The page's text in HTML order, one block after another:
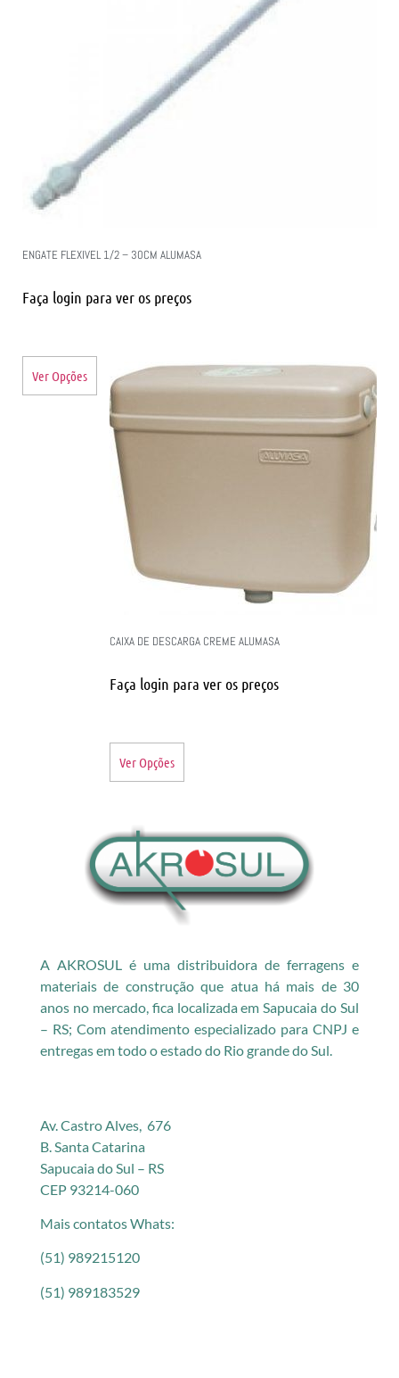
ENGATE FLEXIVEL 1/2 – 30CM ALUMASA
Faça login para ver os preços
Ver Opções
CAIXA DE DESCARGA CREME ALUMASA
Faça login para ver os preços
Ver Opções
A AKROSUL é uma distribuidora de ferragens e
materiais de construção que atua há mais de 30
anos no mercado, fica localizada em Sapucaia do Sul
– RS; Com atendimento especializado para CNPJ e
entregas em todo o estado do Rio grande do Sul.
Av. Castro Alves, 676
B. Santa Catarina
Sapucaia do Sul – RS
CEP 93214-060
Mais contatos Whats:
(51) 989215120
(51) 989183529